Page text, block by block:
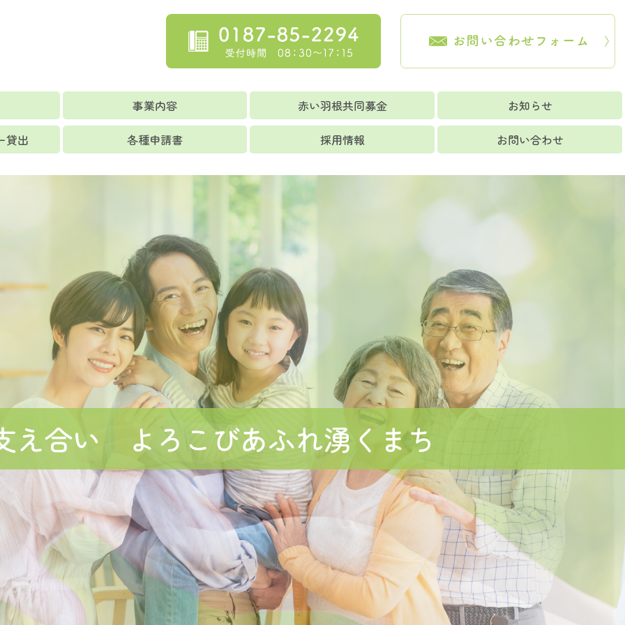
事業内容 赤い羽根共同募金 お知らせ
貸出 各種申請書 採用情報 お問い合わせ
え合い よろこびあふれ湧くまち